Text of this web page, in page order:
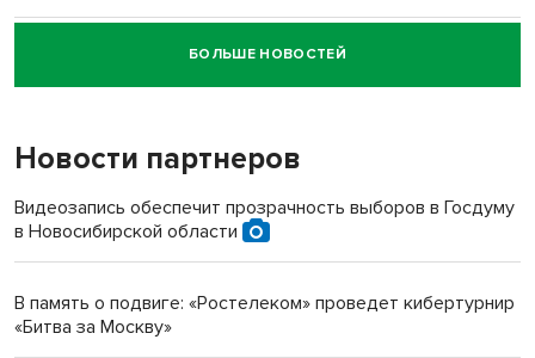
Новосибирский суд наказал водителя за смерть
пенсионерки на вокзале
«Мы живём на пастбище!»: в новосибирском селе лошади
терроризируют жителей
Инвалид получил условный срок за избиение врачей
Новосибирский преподаватель с женой вошли в топ-16
БОЛЬШЕ НОВОСТЕЙ
Новости партнеров
Видеозапись обеспечит прозрачность выборов в Госдуму
в Новосибирской области
В память о подвиге: «Ростелеком» проведет кибертурнир
«Битва за Москву»